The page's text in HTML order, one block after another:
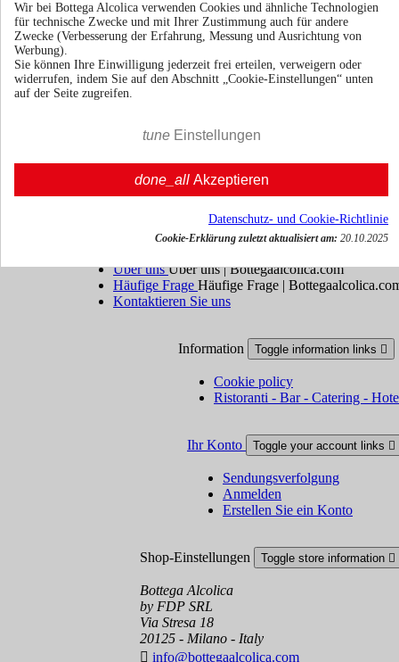
Sie können Ihr Einverständnis jederzeit widerrufen. Unsere
Kontaktinformationen finden Sie u. a. in der Datenschutzerklärung.
Bedingungen und Konditionen
Toggle über uns links
Über unsÜber uns | Bottegaalcolica.com
Häufige Frage Häufige Frage |
Kontaktieren Sie uns
Information Toggle information links 
Cookie policy
Ristoranti - Bar - Catering -
Ihr Konto Toggle your account links 
Sendungsverfolgung
Anmelden
Erstellen Sie ein Konto
Shop-Einstellungen Toggle store information 
Bottega Alcolica
by FDP SRL
Via Stresa 18
20125 - Milano - Italy
 info@bottegaalcolica.com
Wir bei Bottega Alcolica verwenden Cookies und ähnliche Technologien
für technische Zwecke und mit Ihrer Zustimmung auch für andere
Zwecke (Verbesserung der Erfahrung, Messung und Ausrichtung von
Werbung).
Sie können Ihre Einwilligung jederzeit frei erteilen, verweigern oder
widerrufen, indem Sie auf den Abschnitt „Cookie-Einstellungen“ unten
auf der Seite zugreifen.
tune Einstellungen
done_all Akzeptieren
Datenschutz- und Cookie-Richtlinie
Cookie-Erklärung zuletzt aktualisiert am: 20.10.2025